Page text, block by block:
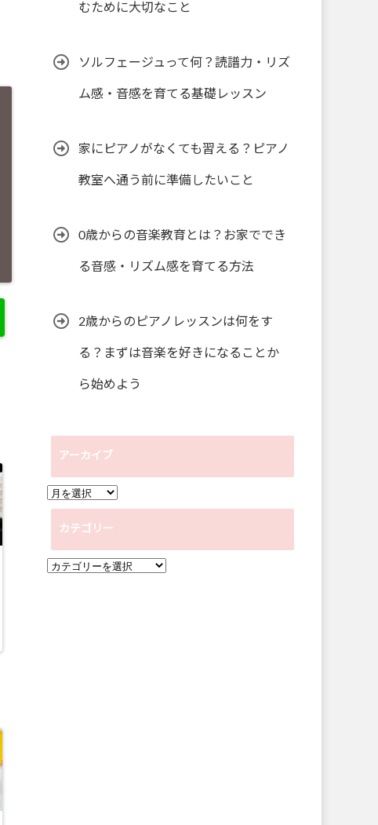
むために大切なこと
ソルフェージュって何？読譜力・リズ
ム感・音感を育てる基礎レッスン
家にピアノがなくても習える？ピアノ
教室へ通う前に準備したいこと
0歳からの音楽教育とは？お家ででき
る音感・リズム感を育てる方法
2歳からのピアノレッスンは何をす
る？まずは音楽を好きになることか
ら始めよう
アーカイブ
ア
イ
ブ
カテゴリー
カ